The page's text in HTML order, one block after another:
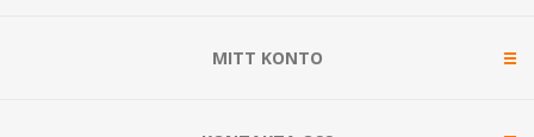
MITT KONTO